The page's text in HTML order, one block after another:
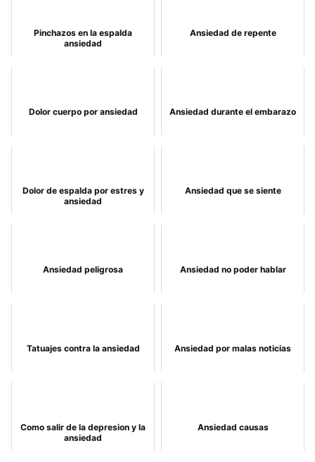
Pinchazos en la espalda
ansiedad
Ansiedad de repente
Dolor cuerpo por ansiedad Ansiedad durante el embarazo
Dolor de espalda por estres y
ansiedad
Ansiedad que se siente
Ansiedad peligrosa Ansiedad no poder hablar
Tatuajes contra la ansiedad Ansiedad por malas noticias
Como salir de la depresion y la
ansiedad
Ansiedad causas